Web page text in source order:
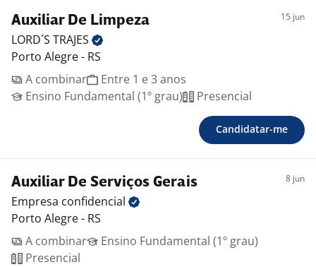
Auxiliar De Limpeza 15 jun
LORD´S TRAJES
Porto Alegre - RS
A combinar
Entre 1 e 3 anos
Ensino Fundamental (1º grau)
Presencial
Candidatar-me
Auxiliar De Serviços Gerais 8 jun
Empresa confidencial
Porto Alegre - RS
A combinar
Ensino Fundamental (1º grau)
Presencial